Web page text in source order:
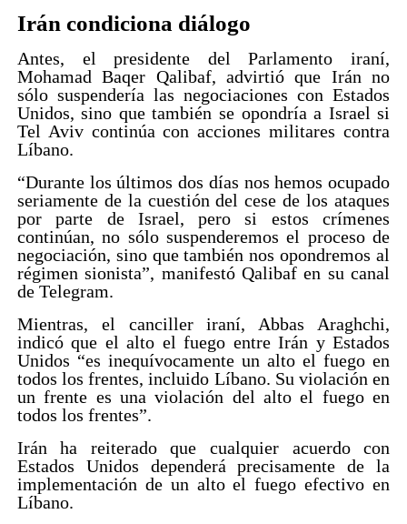
Irán condiciona diálogo
Antes, el presidente del Parlamento iraní,
Mohamad Baqer Qalibaf, advirtió que Irán no
sólo suspendería las negociaciones con Estados
Unidos, sino que también se opondría a Israel si
Tel Aviv continúa con acciones militares contra
Líbano.
“Durante los últimos dos días nos hemos ocupado
seriamente de la cuestión del cese de los ataques
por parte de Israel, pero si estos crímenes
continúan, no sólo suspenderemos el proceso de
negociación, sino que también nos opondremos al
régimen sionista”, manifestó Qalibaf en su canal
de Telegram.
Mientras, el canciller iraní, Abbas Araghchi,
indicó que el alto el fuego entre Irán y Estados
Unidos “es inequívocamente un alto el fuego en
todos los frentes, incluido Líbano. Su violación en
un frente es una violación del alto el fuego en
todos los frentes”.
Irán ha reiterado que cualquier acuerdo con
Estados Unidos dependerá precisamente de la
implementación de un alto el fuego efectivo en
Líbano.